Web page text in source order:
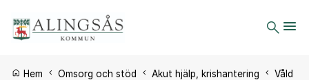
Du är här:
Hem Omsorg och stöd Akut hjälp, krishantering
Våld